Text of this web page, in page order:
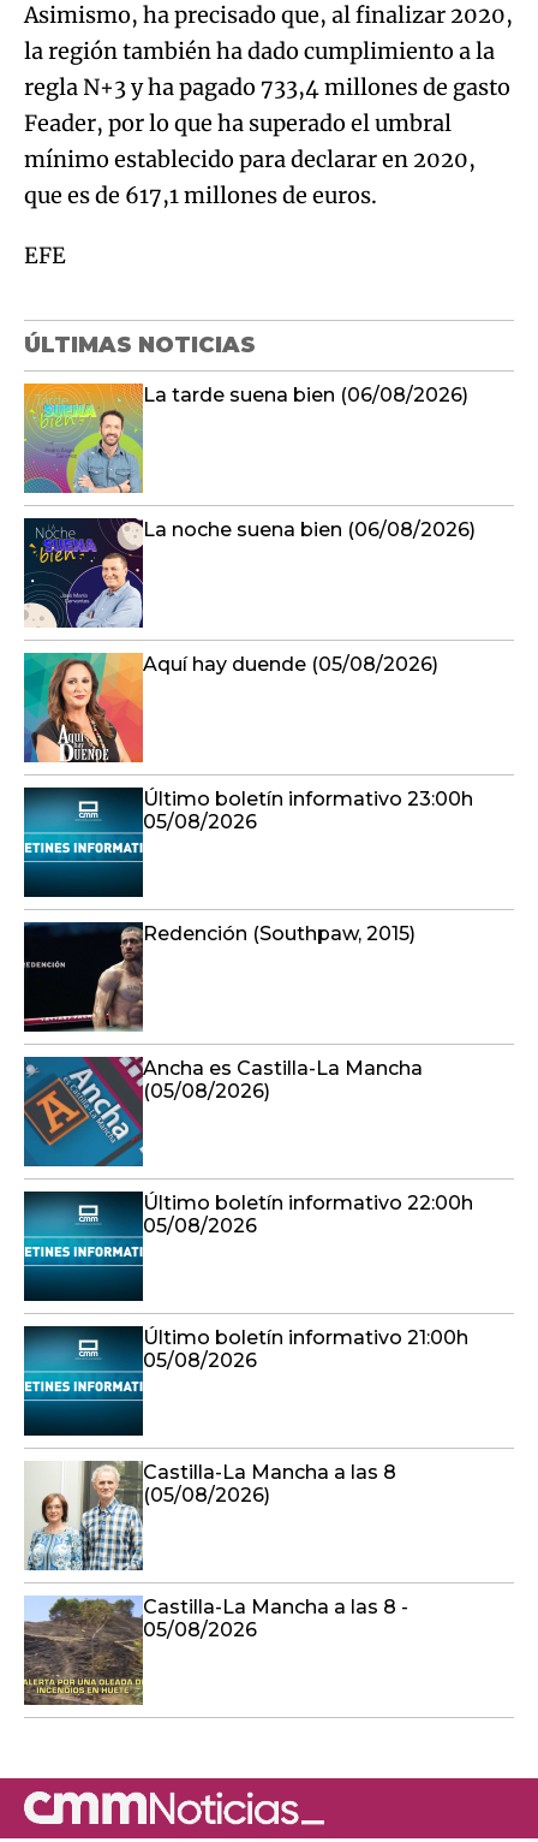
Asimismo, ha precisado que, al finalizar 2020,
la región también ha dado cumplimiento a la
regla N+3 y ha pagado 733,4 millones de gasto
Feader, por lo que ha superado el umbral
mínimo establecido para declarar en 2020,
que es de 617,1 millones de euros.
EFE
ÚLTIMAS NOTICIAS
La tarde suena bien (06/08/2026)
La noche suena bien (06/08/2026)
Aquí hay duende (05/08/2026)
Último boletín informativo 23:00h
05/08/2026
Redención (Southpaw, 2015)
Ancha es Castilla-La Mancha
(05/08/2026)
Último boletín informativo 22:00h
05/08/2026
Último boletín informativo 21:00h
05/08/2026
Castilla-La Mancha a las 8
(05/08/2026)
Castilla-La Mancha a las 8 -
05/08/2026